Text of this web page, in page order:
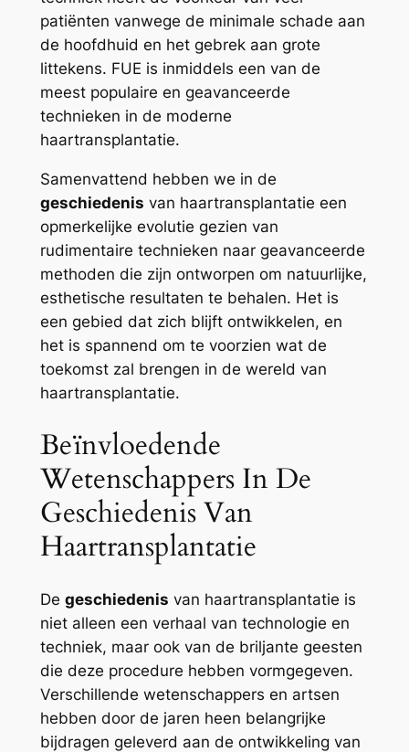
patiënten vanwege de minimale schade aan
de hoofdhuid en het gebrek aan grote
littekens. FUE is inmiddels een van de
meest populaire en geavanceerde
technieken in de moderne
haartransplantatie.
Samenvattend hebben we in de
geschiedenis van haartransplantatie een
opmerkelijke evolutie gezien van
rudimentaire technieken naar geavanceerde
methoden die zijn ontworpen om natuurlijke,
esthetische resultaten te behalen. Het is
een gebied dat zich blijft ontwikkelen, en
het is spannend om te voorzien wat de
toekomst zal brengen in de wereld van
haartransplantatie.
Beïnvloedende
Wetenschappers In De
Geschiedenis Van
Haartransplantatie
De geschiedenis van haartransplantatie is
niet alleen een verhaal van technologie en
techniek, maar ook van de briljante geesten
die deze procedure hebben vormgegeven.
Verschillende wetenschappers en artsen
hebben door de jaren heen belangrijke
bijdragen geleverd aan de ontwikkeling van